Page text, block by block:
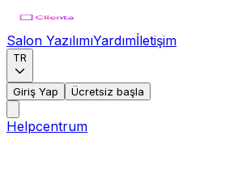
Salon YazılımıYardımİletişim
TR
Giriş Yap Ücretsiz başla
Helpcentrum